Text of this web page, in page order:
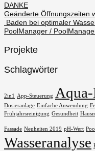
DANKE
Geänderte Öffnungszeiten
Baden bei optimaler
PoolManager /
Projekte
Schlagwörter
2in1 App-Steuerung
Dosieranlage Einfache Anwendung
Frühjahrsreinigung Gesundheit
Fassade Neuheiten 2019 pH-Wert Pool
Wasseranalyse